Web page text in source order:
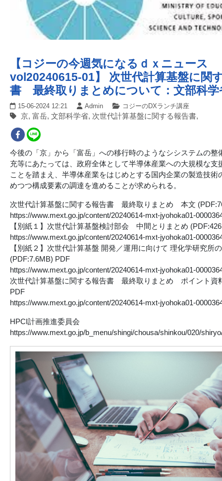
【コジーの今週気になるｄｘニュース
vol20240615-01】 次世代計算基盤に関
書 最終取りまとめについて：文部科学
15-06-2024 12:21 Admin コジーのDXランチ講座
京, 富岳, 文部科学省, 次世代計算基盤に関する報告書,
今後の「京」から「富岳」への移行時のようなシシステムの整
充等にあたっては、政府全体として半導体産業への大規模な支
ことを踏まえ、半導体産業をはじめとする国内企業の製造技術
めつつ構成要素の調達を進めることが求められる。
次世代計算基盤に関する報告書 最終取りまとめ 本文
https://www.mext.go.jp/content/20240614-mxt-jyohoka01-
【別紙１】次世代計算基盤検討部会 中間とりまとめ
https://www.mext.go.jp/content/20240614-mxt-jyohoka01-
【別紙２】次世代計算基盤 開発／運用に向けて 理化学研究所
(PDF:7.6MB) PDF
https://www.mext.go.jp/content/20240614-mxt-jyohoka01-
次世代計算基盤に関する報告書 最終取りまとめ ポイント資
PDF
https://www.mext.go.jp/content/20240614-mxt-jyohoka01-
HPCI計画推進委員会
https://www.mext.go.jp/b_menu/shingi/chousa/shinkou/020/